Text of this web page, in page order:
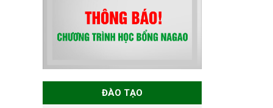
chuyên môn đánh
giá hồ sơ chuyên
môn cho các thí
sinh dự tuyển
ĐÀO TẠO